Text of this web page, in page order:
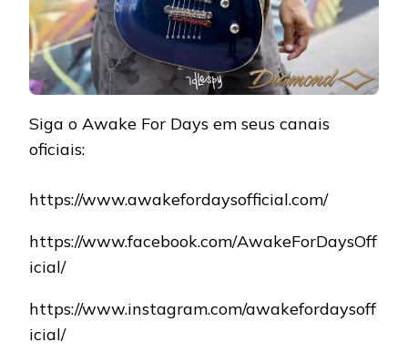
Siga o Awake For Days em seus canais
oficiais:
https://www.awakefordaysofficial.com/
https://www.facebook.com/AwakeForDaysOff
icial/
https://www.instagram.com/awakefordaysoff
icial/